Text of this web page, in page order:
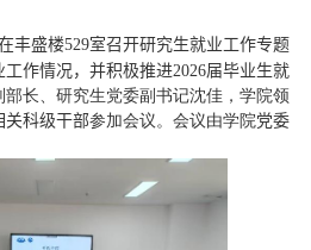
丰盛楼529室召开研究生就业工作专题
工作情况，并积极推进2026届毕业生就
部长、研究生党委副书记沈佳，学院领
关科级干部参加会议。会议由学院党委